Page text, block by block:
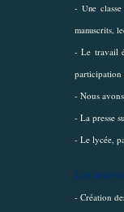
- Une
manuscrits,
- Le travail
participation
- Nous
- La presse
- Le lycée,
Les
- Création